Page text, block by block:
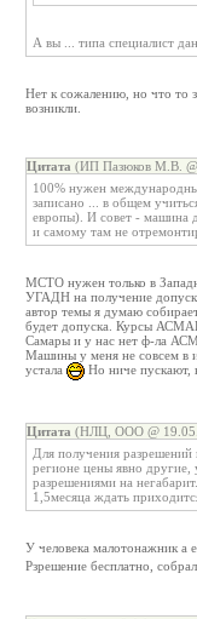
А вы ... типа специалист
Нет к сожалению, но что то
возникли.
Цитата (ИП Пазюков М.В.
100% нужен
записано ... в общем
европы). И совет - машина
и самому там не
МСТО нужен только в
УГАДН на получение
автор темы я думаю
будет допуска. Курсы
Самары и у нас нет ф-ла
Машины у меня не совсем в
устала
Но ниче пускают,
Цитата (НЛЦ, ООО @
Для получения
регионе цены явно другие,
разрешениями на
1,5месяца ждать
У человека малотонажник а
Рзрешение бесплатно,